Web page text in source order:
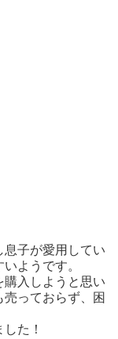
子が愛用してい
ようです。
入しようと思い
っておらず、困
た！